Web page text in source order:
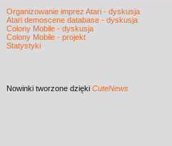
Organizowanie imprez Atari - dyskusja
Atari demoscene database - dyskusja
Colony Mobile - dyskusja
Colony Mobile - projekt
Statystyki
Nowinki tworzone dzięki CuteNews